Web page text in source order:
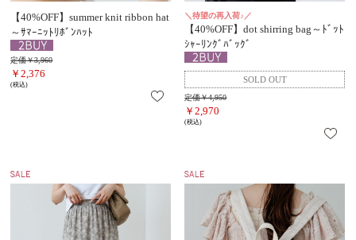
【40%OFF】summer knit ribbon hat
～ｻﾏｰﾆｯﾄﾘﾎﾞﾝﾊｯﾄ
定価￥3,960
￥2,376
(税込)
＼待望の再入荷♪／
【40%OFF】dot shirring bag～ﾄﾞｯﾄ
ｼｬｰﾘﾝｸﾞﾊﾞｯｸﾞ
定価￥4,950
￥2,970
(税込)